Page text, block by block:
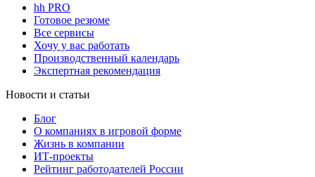
hh PRO
Готовое резюме
Все сервисы
Хочу у вас работать
Производственный календарь
Экспертная рекомендация
Новости и статьи
Блог
О компаниях в игровой форме
Жизнь в компании
ИТ-проекты
Рейтинг работодателей России